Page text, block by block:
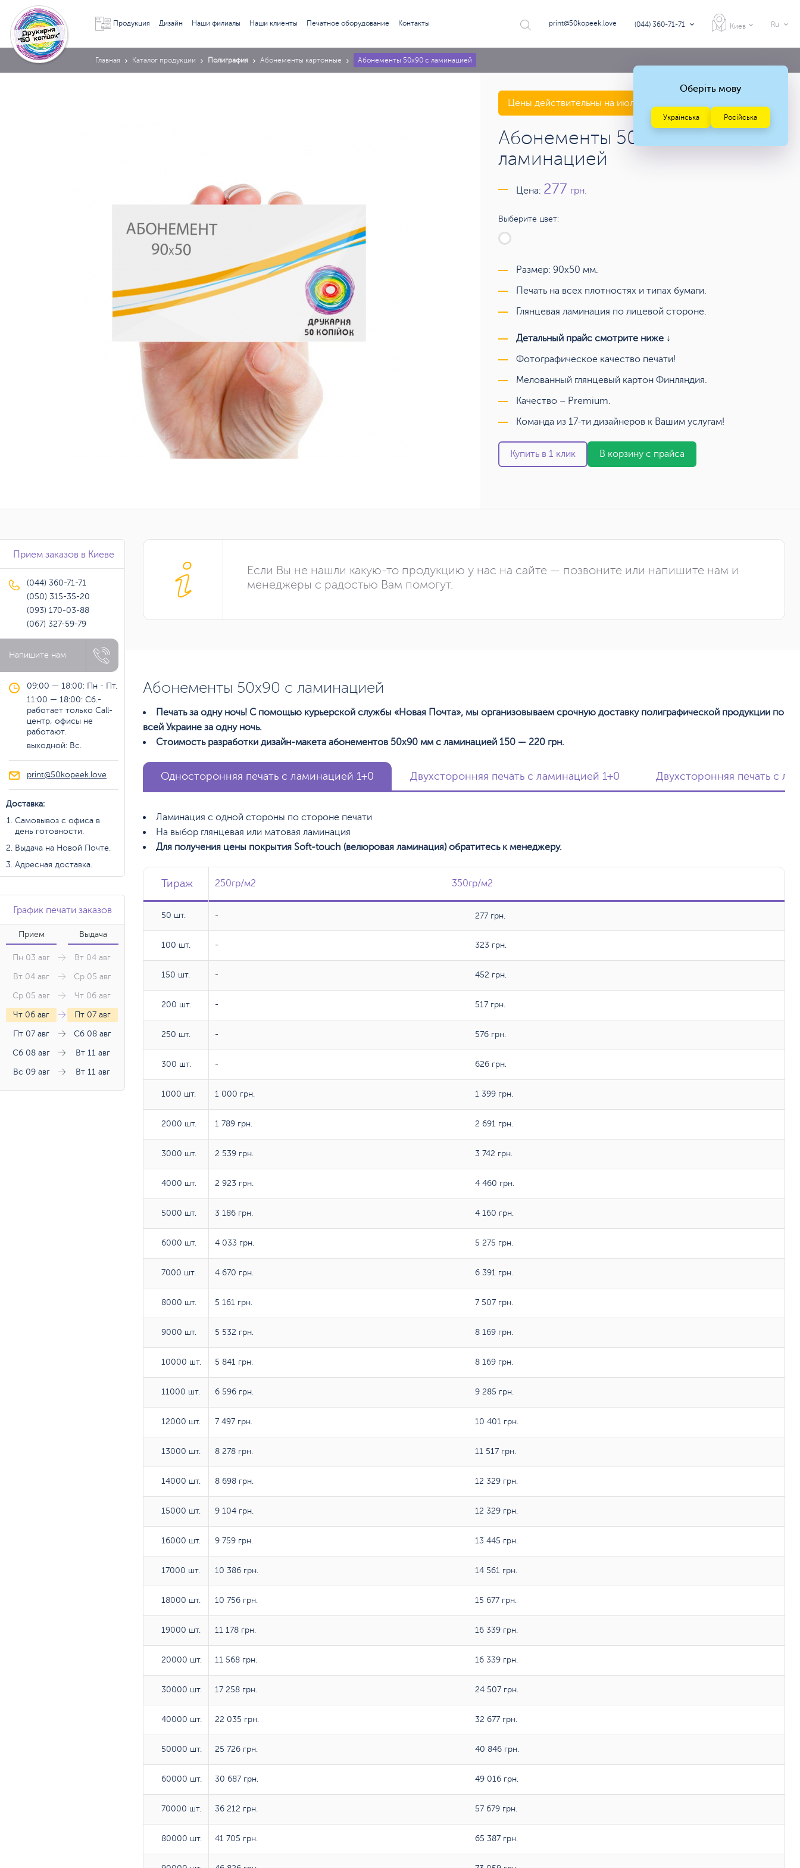
Продукция Дизайн Наши филиалы Наши клиенты Печатное оборудование Контакты print@50kopeek.love (044) 360-71-71 Киев Ru
Главная Каталог продукции Полиграфия Абонементы картонные Абонементы 50х90 с ламинацией
Цены действительны на июль — август 2026 года
Абонементы 50х90 с
ламинацией
Цена: 277 грн.
Выберите цвет:
Размер: 90x50 мм.
Печать на всех плотностях и типах бумаги.
Глянцевая ламинация по лицевой стороне.
Детальный прайс смотрите ниже ↓
Фотографическое качество печати!
Мелованный глянцевый картон Финляндия.
Качество – Premium.
Команда из 17-ти дизайнеров к Вашим услугам!
Купить в 1 клик В корзину с прайса
Если Вы не нашли какую-то продукцию у нас на сайте — позвоните или напишите нам и
менеджеры с радостью Вам помогут.
Абонементы 50х90 с ламинацией
Печать за одну ночь! С помощью курьерской службы «Новая Почта», мы организовываем срочную доставку полиграфической продукции по
всей Украине за одну ночь.
Стоимость разработки дизайн-макета абонементов 50х90 мм с ламинацией 150 — 220 грн.
Односторонняя печать с ламинацией 1+0 Двухсторонняя печать с ламинацией 1+0 Двухсторонняя печать с
Ламинация с одной стороны по стороне печати
На выбор глянцевая или матовая ламинация
Для получения цены покрытия Soft-touch (велюровая ламинация) обратитесь к менеджеру.
Тираж
50 шт.
100 шт.
150 шт.
200 шт.
250 шт.
300 шт.
1000 шт.
2000 шт.
3000 шт.
4000 шт.
5000 шт.
6000 шт.
7000 шт.
8000 шт.
9000 шт.
10000 шт.
11000 шт.
12000 шт.
13000 шт.
14000 шт.
15000 шт.
16000 шт.
17000 шт.
18000 шт.
19000 шт.
20000 шт.
30000 шт.
40000 шт.
50000 шт.
60000 шт.
70000 шт.
80000 шт.
Тираж 250гр/м2 350гр/м2
Тираж 250гр/м2 350гр/м2
50 шт. - 277 грн.
100 шт. - 323 грн.
150 шт. - 452 грн.
200 шт. - 517 грн.
250 шт. - 576 грн.
300 шт. - 626 грн.
1000 шт. 1 000 грн. 1 399 грн.
2000 шт. 1 789 грн. 2 691 грн.
3000 шт. 2 539 грн. 3 742 грн.
4000 шт. 2 923 грн. 4 460 грн.
5000 шт. 3 186 грн. 4 160 грн.
6000 шт. 4 033 грн. 5 275 грн.
7000 шт. 4 670 грн. 6 391 грн.
8000 шт. 5 161 грн. 7 507 грн.
9000 шт. 5 532 грн. 8 169 грн.
10000 шт. 5 841 грн. 8 169 грн.
11000 шт. 6 596 грн. 9 285 грн.
12000 шт. 7 497 грн. 10 401 грн.
13000 шт. 8 278 грн. 11 517 грн.
14000 шт. 8 698 грн. 12 329 грн.
15000 шт. 9 104 грн. 12 329 грн.
16000 шт. 9 759 грн. 13 445 грн.
17000 шт. 10 386 грн. 14 561 грн.
18000 шт. 10 756 грн. 15 677 грн.
19000 шт. 11 178 грн. 16 339 грн.
20000 шт. 11 568 грн. 16 339 грн.
30000 шт. 17 258 грн. 24 507 грн.
40000 шт. 22 035 грн. 32 677 грн.
50000 шт. 25 726 грн. 40 846 грн.
60000 шт. 30 687 грн. 49 016 грн.
70000 шт. 36 212 грн. 57 679 грн.
80000 шт. 41 705 грн. 65 387 грн.
Прием заказов в Киеве
(044) 360-71-71
(050) 315-35-20
(093) 170-03-88
(067) 327-59-79
Напишите нам
09:00 — 18:00: Пн - Пт.
11:00 — 18:00: Сб.-
работает только Call-
центр, офисы не
работают.
выходной: Вс.
print@50kopeek.love
Доставка:
Самовывоз с офиса в
день готовности.
Выдача на Новой Почте.
Адресная доставка.
График печати заказов
Прием Выдача
Пн 03 авг Вт 04 авг
Вт 04 авг Ср 05 авг
Ср 05 авг Чт 06 авг
Чт 06 авг Пт 07 авг
Пт 07 авг Сб 08 авг
Сб 08 авг Вт 11 авг
Вс 09 авг Вт 11 авг
Оберіть мову
Українська Російська